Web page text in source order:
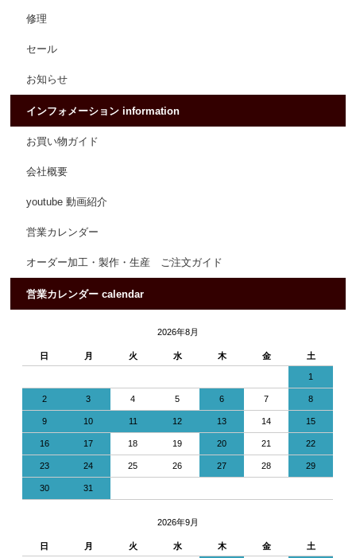
修理
セール
お知らせ
インフォメーション information
お買い物ガイド
会社概要
youtube 動画紹介
営業カレンダー
オーダー加工・製作・生産 ご注文ガイド
営業カレンダー calendar
2026年8月
日 月 火 水 木 金 土
1
2 3 4 5 6 7 8
9 10 11 12 13 14 15
16 17 18 19 20 21 22
23 24 25 26 27 28 29
30 31
2026年9月
日 月 火 水 木 金 土